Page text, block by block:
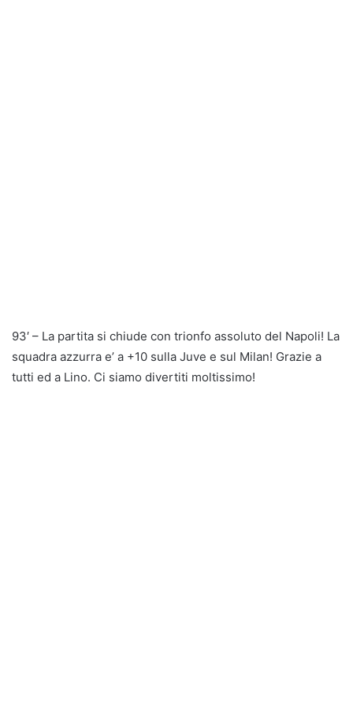
93′ – La partita si chiude con trionfo assoluto del Napoli! La
squadra azzurra e’ a +10 sulla Juve e sul Milan! Grazie a
tutti ed a Lino. Ci siamo divertiti moltissimo!